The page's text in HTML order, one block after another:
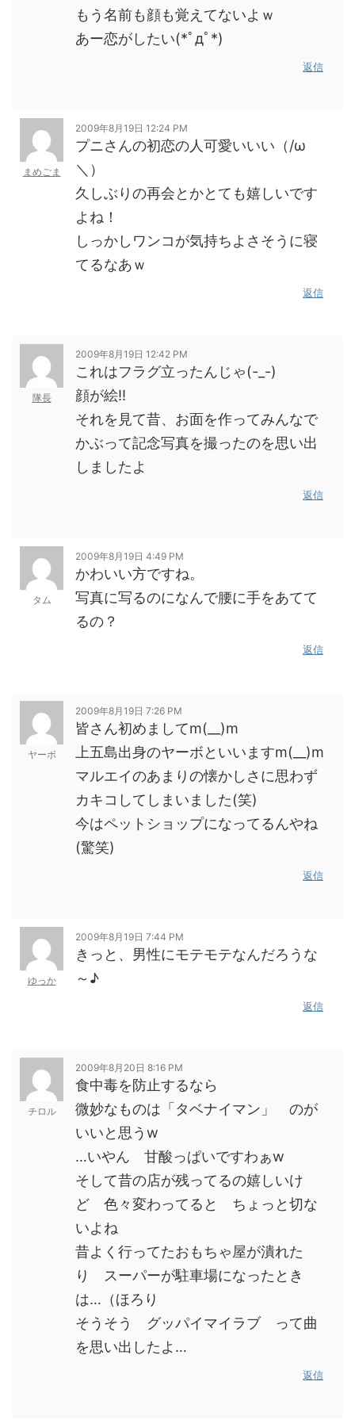
もう名前も顔も覚えてないよｗ
あー恋がしたい(*ﾟдﾟ*)
返信
まめごま
2009年8月19日 12:24 PM
プニさんの初恋の人可愛いいい（/ω
＼）
久しぶりの再会とかとても嬉しいです
よね！
しっかしワンコが気持ちよさそうに寝
てるなあｗ
返信
隊長
2009年8月19日 12:42 PM
これはフラグ立ったんじゃ(-_-)
顔が絵!!
それを見て昔、お面を作ってみんなで
かぶって記念写真を撮ったのを思い出
しましたよ
返信
タム
2009年8月19日 4:49 PM
かわいい方ですね。
写真に写るのになんで腰に手をあてて
るの？
返信
ヤーボ
2009年8月19日 7:26 PM
皆さん初めましてm(__)m
上五島出身のヤーボといいますm(__)m
マルエイのあまりの懐かしさに思わず
カキコしてしまいました(笑)
今はペットショップになってるんやね
(驚笑)
返信
ゆっか
2009年8月19日 7:44 PM
きっと、男性にモテモテなんだろうな
～♪
返信
チロル
2009年8月20日 8:16 PM
食中毒を防止するなら
微妙なものは「タベナイマン」 のが
いいと思うw
…いやん 甘酸っぱいですわぁw
そして昔の店が残ってるの嬉しいけ
ど 色々変わってると ちょっと切な
いよね
昔よく行ってたおもちゃ屋が潰れた
り スーパーが駐車場になったとき
は…（ほろり
そうそう グッパイマイラブ って曲
を思い出したよ…
返信